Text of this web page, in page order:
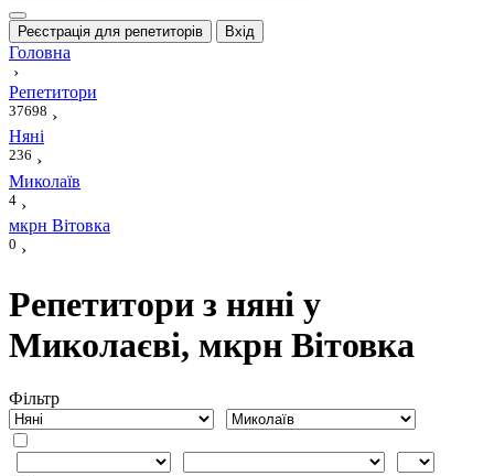
Реєстрація для репетиторів Вхід
Головна
›
Репетитори
37698 ›
Няні
236 ›
Миколаїв
4 ›
мкрн Вітовка
0 ›
Репетитори з няні у
Миколаєві, мкрн Вітовка
Фiльтр